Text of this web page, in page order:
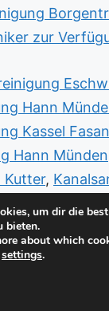
zur
Hann
Kassel
Hann Münden
Kutter,
Kassel
Würgassen
Bettenhausen
Wehlheiden
-
um dir die
bieten.
about which
settings.